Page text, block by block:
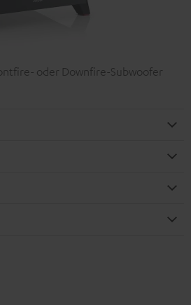
oder Downfire-Subwoofer